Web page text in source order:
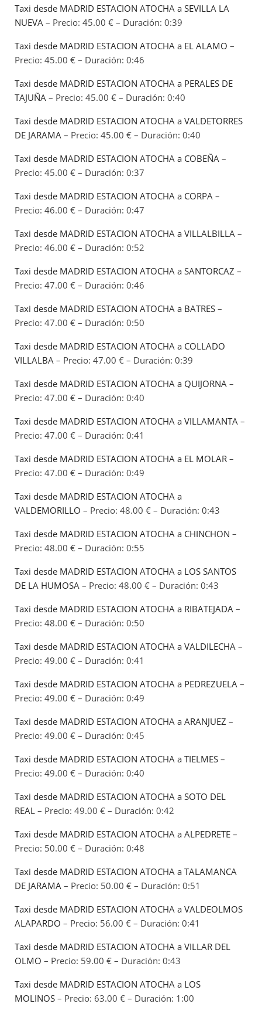
Taxi desde MADRID ESTACION ATOCHA a SEVILLA LA
NUEVA – Precio: 45.00 € – Duración: 0:39
Taxi desde MADRID ESTACION ATOCHA a EL ALAMO –
Precio: 45.00 € – Duración: 0:46
Taxi desde MADRID ESTACION ATOCHA a PERALES DE
TAJUÑA – Precio: 45.00 € – Duración: 0:40
Taxi desde MADRID ESTACION ATOCHA a VALDETORRES
DE JARAMA – Precio: 45.00 € – Duración: 0:40
Taxi desde MADRID ESTACION ATOCHA a COBEÑA –
Precio: 45.00 € – Duración: 0:37
Taxi desde MADRID ESTACION ATOCHA a CORPA –
Precio: 46.00 € – Duración: 0:47
Taxi desde MADRID ESTACION ATOCHA a VILLALBILLA –
Precio: 46.00 € – Duración: 0:52
Taxi desde MADRID ESTACION ATOCHA a SANTORCAZ –
Precio: 47.00 € – Duración: 0:46
Taxi desde MADRID ESTACION ATOCHA a BATRES –
Precio: 47.00 € – Duración: 0:50
Taxi desde MADRID ESTACION ATOCHA a COLLADO
VILLALBA – Precio: 47.00 € – Duración: 0:39
Taxi desde MADRID ESTACION ATOCHA a QUIJORNA –
Precio: 47.00 € – Duración: 0:40
Taxi desde MADRID ESTACION ATOCHA a VILLAMANTA –
Precio: 47.00 € – Duración: 0:41
Taxi desde MADRID ESTACION ATOCHA a EL MOLAR –
Precio: 47.00 € – Duración: 0:49
Taxi desde MADRID ESTACION ATOCHA a
VALDEMORILLO – Precio: 48.00 € – Duración: 0:43
Taxi desde MADRID ESTACION ATOCHA a CHINCHON –
Precio: 48.00 € – Duración: 0:55
Taxi desde MADRID ESTACION ATOCHA a LOS SANTOS
DE LA HUMOSA – Precio: 48.00 € – Duración: 0:43
Taxi desde MADRID ESTACION ATOCHA a RIBATEJADA –
Precio: 48.00 € – Duración: 0:50
Taxi desde MADRID ESTACION ATOCHA a VALDILECHA –
Precio: 49.00 € – Duración: 0:41
Taxi desde MADRID ESTACION ATOCHA a PEDREZUELA –
Precio: 49.00 € – Duración: 0:49
Taxi desde MADRID ESTACION ATOCHA a ARANJUEZ –
Precio: 49.00 € – Duración: 0:45
Taxi desde MADRID ESTACION ATOCHA a TIELMES –
Precio: 49.00 € – Duración: 0:40
Taxi desde MADRID ESTACION ATOCHA a SOTO DEL
REAL – Precio: 49.00 € – Duración: 0:42
Taxi desde MADRID ESTACION ATOCHA a ALPEDRETE –
Precio: 50.00 € – Duración: 0:48
Taxi desde MADRID ESTACION ATOCHA a TALAMANCA
DE JARAMA – Precio: 50.00 € – Duración: 0:51
Taxi desde MADRID ESTACION ATOCHA a VALDEOLMOS
ALAPARDO – Precio: 56.00 € – Duración: 0:41
Taxi desde MADRID ESTACION ATOCHA a VILLAR DEL
OLMO – Precio: 59.00 € – Duración: 0:43
Taxi desde MADRID ESTACION ATOCHA a LOS
MOLINOS – Precio: 63.00 € – Duración: 1:00